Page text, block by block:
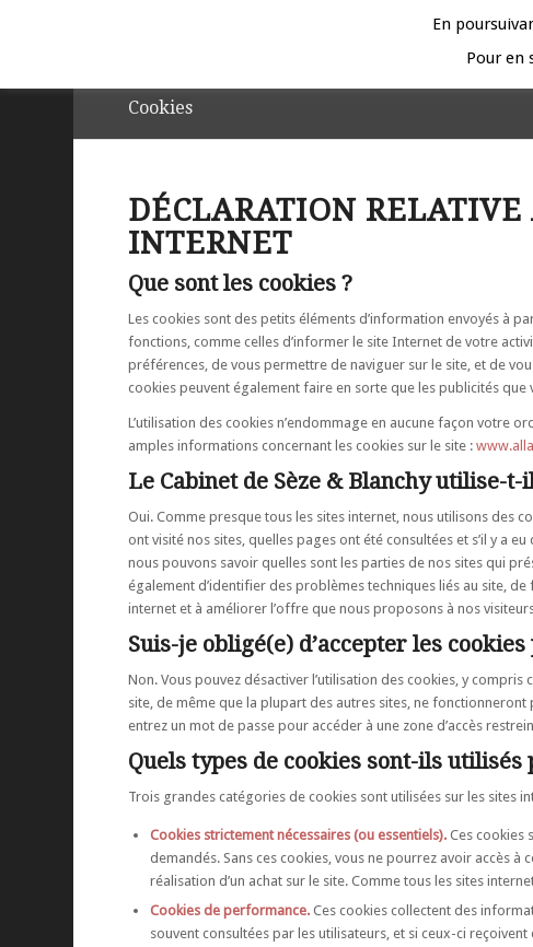
Cookies
DÉCLARATION RELATIVE
INTERNET
Que sont les cookies ?
Les cookies sont des petits éléments d’information envoyés à
fonctions, comme celles d’informer le site Internet de votre
préférences, de vous permettre de naviguer sur le site, et de
cookies peuvent également faire en sorte que les publicités
L’utilisation des cookies n’endommage en aucune façon votre
amples informations concernant les cookies sur le site :
Le Cabinet de Sèze & Blanchy utilise-
Oui. Comme presque tous les sites internet, nous utilisons des
ont visité nos sites, quelles pages ont été consultées et s’il y a
nous pouvons savoir quelles sont les parties de nos sites qui
également d’identifier des problèmes techniques liés au site,
internet et à améliorer l’offre que nous proposons à nos
Suis-je obligé(e) d’accepter les
Non. Vous pouvez désactiver l’utilisation des cookies, y
site, de même que la plupart des autres sites, ne
entrez un mot de passe pour accéder à une zone d’accès
Quels types de cookies sont-ils utilisés
Trois grandes catégories de cookies sont utilisées sur les sites
Cookies strictement nécessaires (ou essentiels). Ces cookies
demandés. Sans ces cookies, vous ne pourrez avoir accès à
réalisation d’un achat sur le site. Comme tous les sites
Cookies de performance. Ces cookies collectent des
souvent consultées par les utilisateurs, et si ceux-ci
En
Pour en